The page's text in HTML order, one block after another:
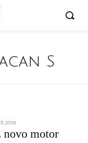
S
2018
2018
novo motor